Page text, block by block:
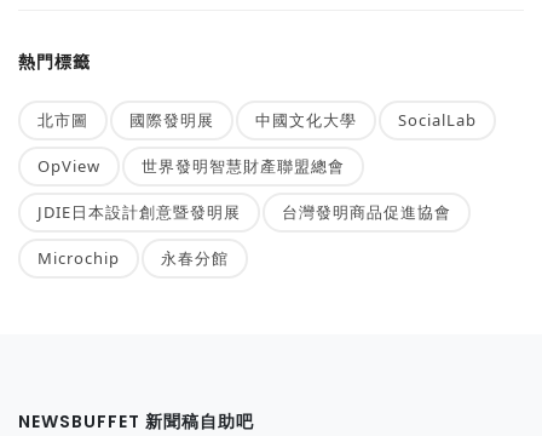
熱門標籤
北市圖 國際發明展 中國文化大學 SocialLab
OpView 世界發明智慧財產聯盟總會
JDIE日本設計創意暨發明展 台灣發明商品促進協會
Microchip 永春分館
NEWSBUFFET 新聞稿自助吧